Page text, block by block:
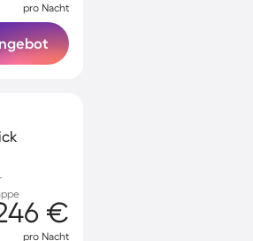
pro Nacht
€
pro Nacht